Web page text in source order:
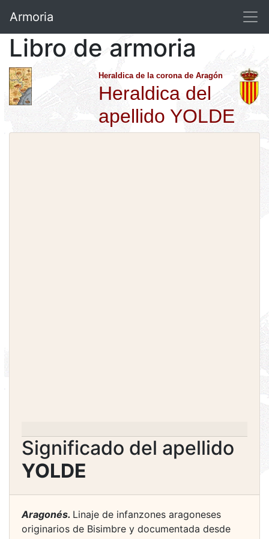
Armoria
Libro de armoria
Heraldica de la corona de Aragón
Heraldica del
apellido YOLDE
Significado del apellido
YOLDE
Aragonés. Linaje de infanzones aragoneses
originarios de Bisimbre y documentada desde